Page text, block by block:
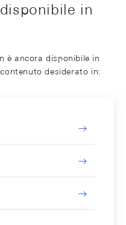
in
è ancora disponibile in
desiderato in: